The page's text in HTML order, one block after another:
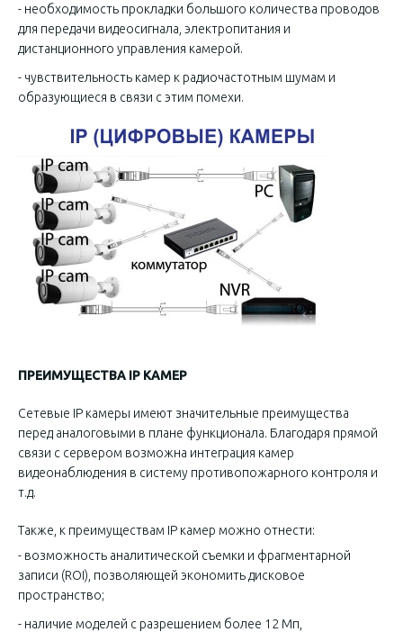
- необходимость прокладки большого количества проводов
для передачи видеосигнала, электропитания и
дистанционного управления камерой.
- чувствительность камер к радиочастотным шумам и
образующиеся в связи с этим помехи.
ПРЕИМУЩЕСТВА IP КАМЕР
Сетевые IP камеры имеют значительные преимущества
перед аналоговыми в плане функционала. Благодаря прямой
связи с сервером возможна интеграция камер
видеонаблюдения в систему противопожарного контроля и
т.д.
Также, к преимуществам IP камер можно отнести:
- возможность аналитической съемки и фрагментарной
записи (ROI), позволяющей экономить дисковое
пространство;
- наличие моделей с разрешением более 12 Мп,